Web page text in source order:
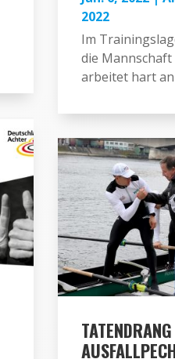
2022
Im
die
arbeitet hart